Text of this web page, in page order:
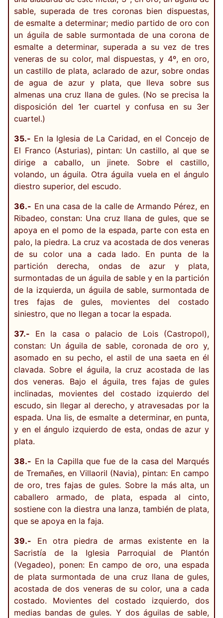
sable, superada de tres coronas bien dispuestas,
de esmalte a determinar; medio partido de oro con
un águila de sable surmontada de una corona de
esmalte a determinar, superada a su vez de tres
veneras de su color, mal dispuestas, y 4º, en oro,
un castillo de plata, aclarado de azur, sobre ondas
de agua de azur y plata, que lleva sobre sus
almenas una cruz llana de gules. (No se precisa la
disposición del 1er cuartel y confusa en su 3er
cuartel.)
35.- En la Iglesia de La Caridad, en el Concejo de
El Franco (Asturias), pintan: Un castillo, al que se
dirige a caballo, un jinete. Sobre el castillo,
volando, un águila. Otra águila vuela en el ángulo
diestro superior, del escudo.
36.- En una casa de la calle de Armando Pérez, en
Ribadeo, constan: Una cruz llana de gules, que se
apoya en el pomo de la espada, parte con esta en
palo, la piedra. La cruz va acostada de dos veneras
de su color una a cada lado. En punta de la
partición derecha, ondas de azur y plata,
surmontadas de un águila de sable y en la partición
de la izquierda, un águila de sable, surmontada de
tres fajas de gules, movientes del costado
siniestro, que no llegan a tocar la espada.
37.- En la casa o palacio de Lois (Castropol),
constan: Un águila de sable, coronada de oro y,
asomado en su pecho, el astil de una saeta en él
clavada. Sobre el águila, la cruz acostada de las
dos veneras. Bajo el águila, tres fajas de gules
inclinadas, movientes del costado izquierdo del
escudo, sin llegar al derecho, y atravesadas por la
espada. Una lis, de esmalte a determinar, en punta,
y en el ángulo izquierdo de esta, ondas de azur y
plata.
38.- En la Capilla que fue de la casa del Marqués
de Tremañes, en Villaoril (Navia), pintan: En campo
de oro, tres fajas de gules. Sobre la más alta, un
caballero armado, de plata, espada al cinto,
sostiene con la diestra una lanza, también de plata,
que se apoya en la faja.
39.- En otra piedra de armas existente en la
Sacristía de la Iglesia Parroquial de Plantón
(Vegadeo), ponen: En campo de oro, una espada
de plata surmontada de una cruz llana de gules,
acostada de dos veneras de su color, una a cada
costado. Movientes del costado izquierdo, dos
medias bandas de gules. Y dos águilas de sable,